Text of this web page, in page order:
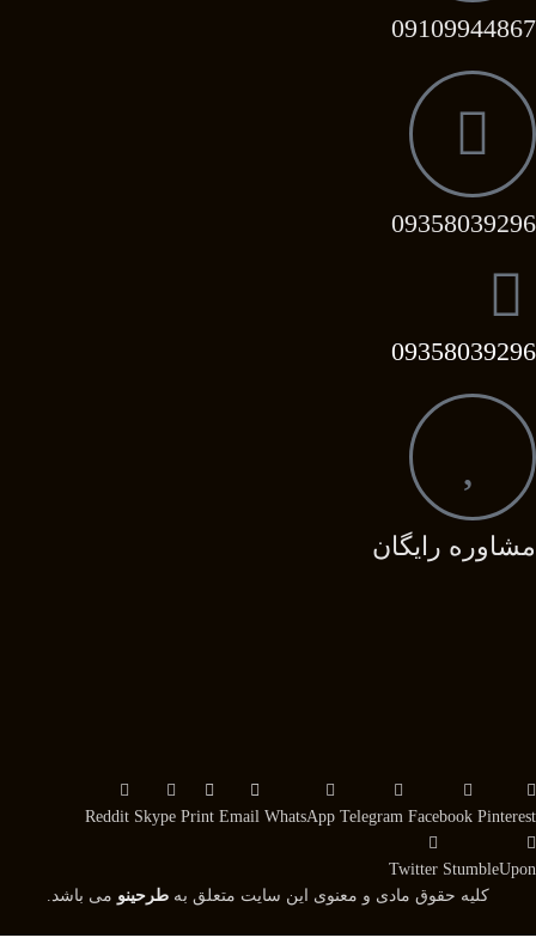
09109944867
09358039296
09358039296
مشاوره رایگان
Pinterest
Facebook
Telegram
WhatsApp
Email
Print
Skype
Reddit
StumbleUpon
Twitter
کلیه حقوق مادی و معنوی این سایت متعلق به طرحینو می باشد.